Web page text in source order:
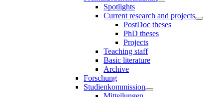
Spotlights
Current research and projects
PostDoc theses
PhD theses
Projects
Teaching staff
Basic literature
Archive
Forschung
Studienkommission